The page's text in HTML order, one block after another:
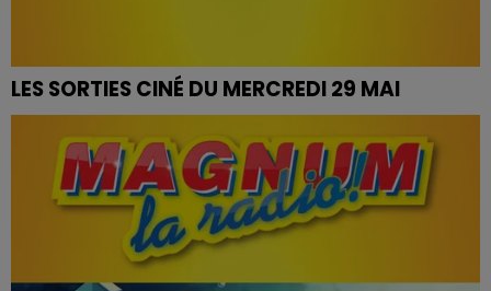
LES SORTIES CINÉ DU MERCREDI 29 MAI